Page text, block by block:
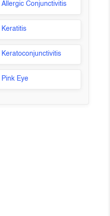
Allergic Conjunctivitis
Keratitis
Keratoconjunctivitis
Pink Eye